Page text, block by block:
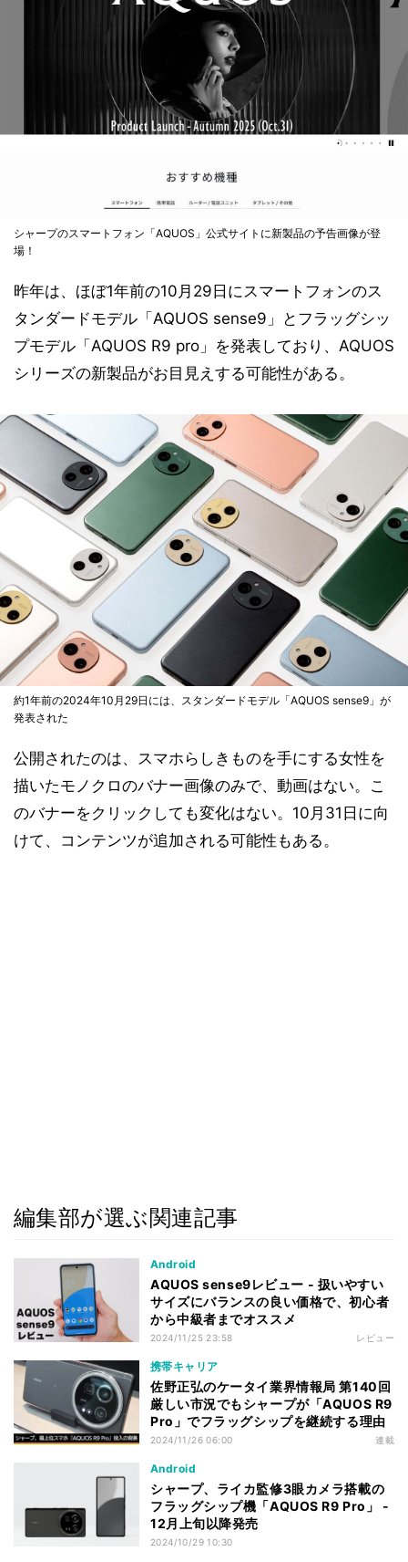
シャープのスマートフォン「AQUOS」公式サイトに新製品の予告画像が登
場！
昨年は、ほぼ1年前の10月29日にスマートフォンのス
タンダードモデル「AQUOS sense9」とフラッグシッ
プモデル「AQUOS R9 pro」を発表しており、AQUOS
シリーズの新製品がお目見えする可能性がある。
約1年前の2024年10月29日には、スタンダードモデル「AQUOS sense9」が
発表された
公開されたのは、スマホらしきものを手にする女性を
描いたモノクロのバナー画像のみで、動画はない。こ
のバナーをクリックしても変化はない。10月31日に向
けて、コンテンツが追加される可能性もある。
編集部が選ぶ関連記事
Android
AQUOS sense9レビュー - 扱いやすい
サイズにバランスの良い価格で、初心者
から中級者までオススメ
2024/11/25 23:58 レビュー
携帯キャリア
佐野正弘のケータイ業界情報局 第140回
厳しい市況でもシャープが「AQUOS R9
Pro」でフラッグシップを継続する理由
2024/11/26 06:00 連載
Android
シャープ、ライカ監修3眼カメラ搭載の
フラッグシップ機「AQUOS R9 Pro」 -
12月上旬以降発売
2024/10/29 10:30